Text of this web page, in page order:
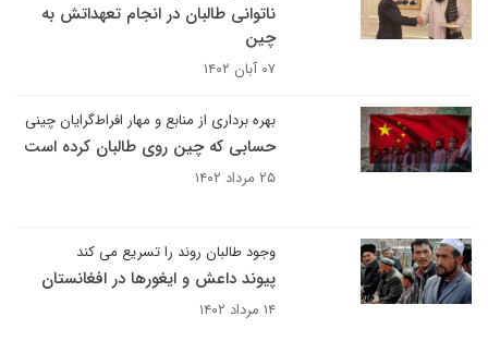
ناتوانی طالبان در انجام تعهداتش به
چین
۰۷ آبان ۱۴۰۲
بهره برداری از منابع و مهار افراط‌گرایان چینی
حسابی که چین روی طالبان کرده است
۲۵ مرداد ۱۴۰۲
وجود طالبان روند را تسریع می کند
پیوند داعش و ایغورها در افغانستان
۱۴ مرداد ۱۴۰۲